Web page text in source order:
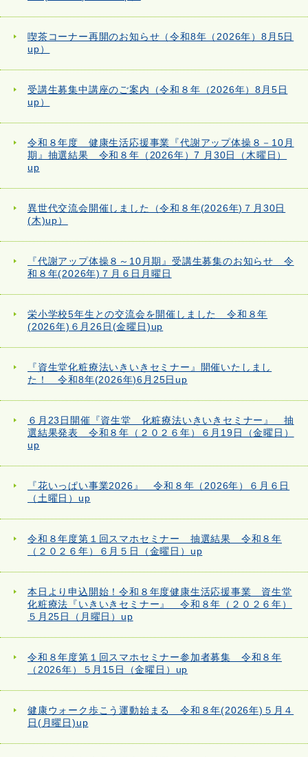
喫茶コーナー再開のお知らせ（令和8年（2026年）8月5日
up）
受講生募集中講座のご案内（令和８年（2026年）8月5日
up）
令和８年度 健康生活応援事業『代謝アップ体操８－10月
期』抽選結果 令和８年（2026年）7 月30日（木曜日）
up
異世代交流会開催しました（令和８年(2026年)７月30日
(木)up）
『代謝アップ体操８～10月期』受講生募集のお知らせ 令
和８年(2026年)７月６日月曜日
栄小学校5年生との交流会を開催しました 令和８年
(2026年)６月26日(金曜日)up
『資生堂化粧療法いきいきセミナー』開催いたしまし
た！ 令和8年(2026年)6月25日up
６月23日開催『資生堂 化粧療法いきいきセミナー』 抽
選結果発表 令和８年（２０２６年）６月19日（金曜日）
up
『花いっぱい事業2026』 令和８年（2026年）６月６日
（土曜日）up
令和８年度第１回スマホセミナー 抽選結果 令和８年
（２０２６年）６月５日（金曜日）up
本日より申込開始！令和８年度健康生活応援事業 資生堂
化粧療法『いきいきセミナー』 令和８年（２０２６年）
５月25日（月曜日）up
令和８年度第１回スマホセミナー参加者募集 令和８年
（2026年）５月15日（金曜日）up
健康ウォーク歩こう運動始まる 令和８年(2026年)５月４
日(月曜日)up